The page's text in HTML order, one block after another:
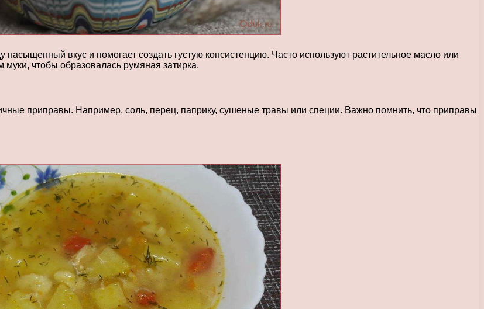
вкус и помогает создать густую консистенцию. Часто используют растительное масло или
чтобы образовалась румяная затирка.
приправы. Например, соль, перец, паприку, сушеные травы или специи. Важно помнить, что приправы